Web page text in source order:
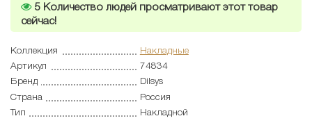
5 Количество людей просматривают этот товар
сейчас!
Коллекция
Накладные
Артикул
74834
Бренд
Dilsys
Страна
Россия
Тип
Накладной